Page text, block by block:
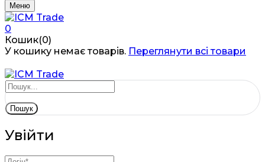
Меню
0
Кошик(0)
У кошику немає товарів. Переглянути всі товари
Пошук
Увійти